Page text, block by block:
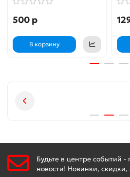
500 р
В корзину
Будьте в центре событий
новости! Новинки, скидки,